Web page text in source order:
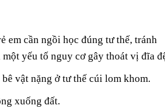
em cần ngồi học đúng tư thế, tránh
yếu tố nguy cơ gây thoát vị đĩa
vật nặng ở tư thế cúi lom khom.
xuống đất.